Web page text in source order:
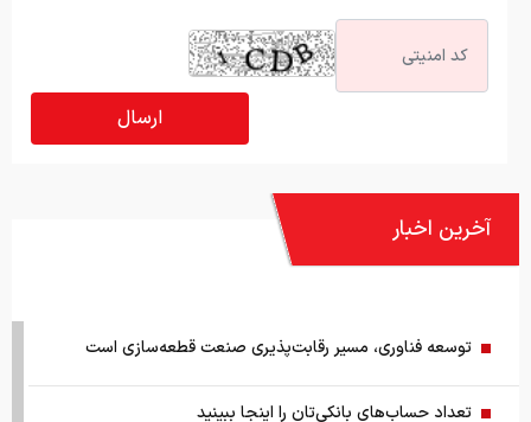
آخرین اخبار
توسعه فناوری، مسیر رقابت‌پذیری صنعت قطعه‌سازی است
تعداد حساب‌های بانکی‌تان را اینجا ببینید